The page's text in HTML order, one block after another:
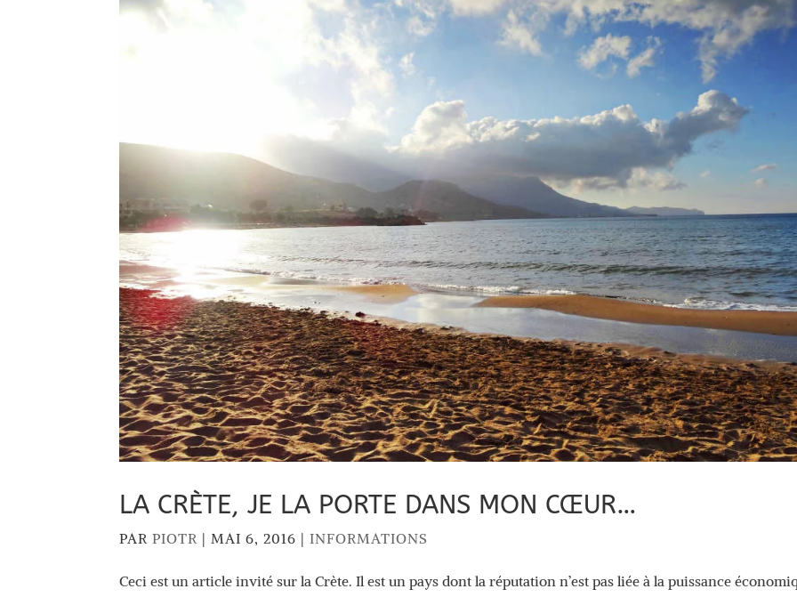
LA CRÈTE, JE LA PORTE DANS MON CŒUR…
PARPIOTR |MAI 6, 2016 |INFORMATIONS
Ceci est un article invité sur la Crète. Il est un pays dont la réputation n’est pas liée à la puissance